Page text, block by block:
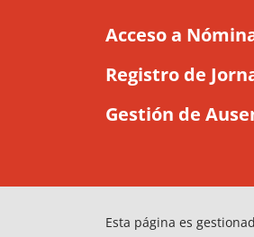
Acceso a
Registro de
Gestión de
Esta página es